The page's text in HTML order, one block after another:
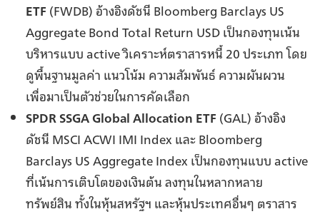
ETF (FWDB) อ้างอิงดัชนี Bloomberg Barclays US
Aggregate Bond Total Return USD เป็นกองทุนเน้น
บริหารแบบ active วิเคราะห์ตราสารหนี้ 20 ประเภท โดย
ดูพื้นฐานมูลค่า แนวโน้ม ความสัมพันธ์ ความผันผวน
เพื่อมาเป็นตัวช่วยในการคัดเลือก
SPDR SSGA Global Allocation ETF (GAL) อ้างอิง
ดัชนี MSCI ACWI IMI Index และ Bloomberg
Barclays US Aggregate Index เป็นกองทุนแบบ active
ที่เน้นการเติบโตของเงินต้น ลงทุนในหลากหลาย
ทรัพย์สิน ทั้งในหุ้นสหรัฐฯ และหุ้นประเทศอื่นๆ ตราสาร